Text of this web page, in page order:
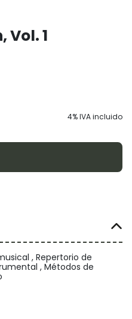
Vol. 1
4% IVA incluido
, Repertorio de
, Métodos de